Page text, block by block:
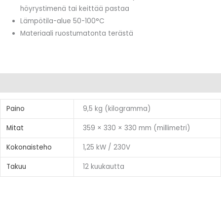
höyrystimenä tai keittää pastaa
Lämpötila-alue 50-100°C
Materiaali ruostumatonta terästä
Paino 9,5 kg (kilogramma)
Mitat 359 × 330 × 330 mm (millimetri)
Kokonaisteho 1,25 kW / 230V
Takuu 12 kuukautta